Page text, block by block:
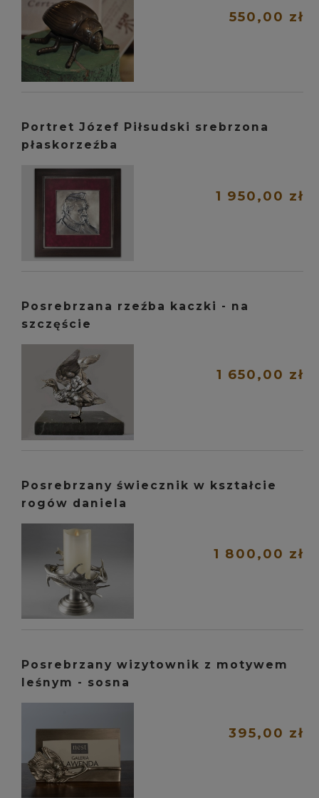
550,00 zł
Portret Józef Piłsudski srebrzona
płaskorzeźba
1 950,00 zł
Posrebrzana rzeźba kaczki - na
szczęście
1 650,00 zł
Posrebrzany świecznik w kształcie
rogów daniela
1 800,00 zł
Posrebrzany wizytownik z motywem
leśnym - sosna
395,00 zł